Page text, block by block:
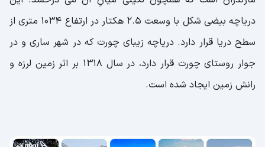
دریاچه بیضی شکل با وسعت 2.5 هکتار در ارتفاع 1034 متری از
سطح دریا قرار دارد. دریاچه زیبای چورت که در شهر ساری و در
جوار روستای چورت قرار دارد، در سال 1318 بر اثر زمین لرزه و
رانش زمین ایجاد شده است.